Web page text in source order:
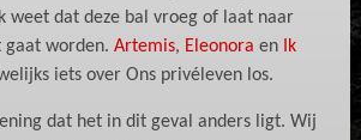
weet dat deze bal vroeg of laat naar
gaat worden. Artemis, Eleonora en
Ik
iets over Ons privéleven los.
dat het in dit geval anders ligt. Wij